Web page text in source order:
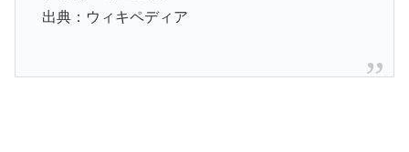
出典：ウィキペディア